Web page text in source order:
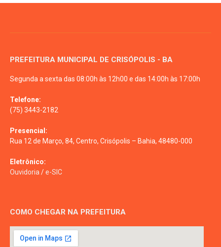
PREFEITURA MUNICIPAL DE CRISÓPOLIS - BA
Segunda a sexta das 08:00h às 12h00 e das 14:00h às 17:00h
Telefone:
(75) 3443-2182
Presencial:
Rua 12 de Março, 84, Centro, Crisópolis – Bahia, 48480-000
Eletrônico:
Ouvidoria /e-SIC
COMO CHEGAR NA PREFEITURA